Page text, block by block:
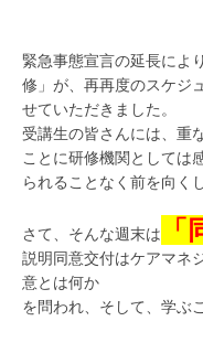
緊急事態宣言の延長によ
修」が、再再度のスケジ
せていただきました。
受講生の皆さんには、重
ことに研修機関としては
られることなく前を向く
さて、そんな週末は
説明同意交付はケアマネ
意とは何か
を問われ、そして、学ぶ